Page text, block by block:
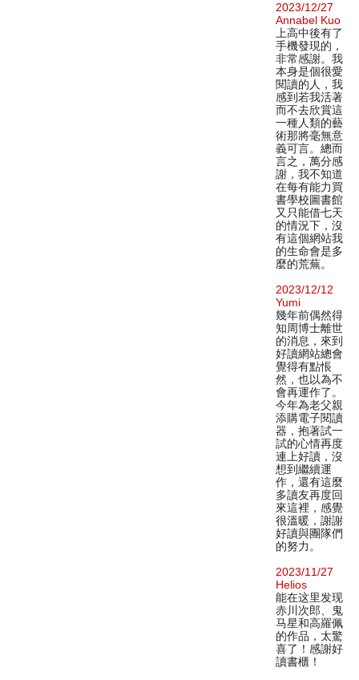
2023/12/27
Annabel Kuo
上高中後有了
手機發現的，
非常感謝。我
本身是個很愛
閱讀的人，我
感到若我活著
而不去欣賞這
一種人類的藝
術那將毫無意
義可言。總而
言之，萬分感
謝，我不知道
在每有能力買
書學校圖書館
又只能借七天
的情況下，沒
有這個網站我
的生命會是多
麼的荒蕪。
2023/12/12
Yumi
幾年前偶然得
知周博士離世
的消息，來到
好讀網站總會
覺得有點悵
然，也以為不
會再運作了。
今年為老父親
添購電子閱讀
器，抱著試一
試的心情再度
連上好讀，沒
想到繼續運
作，還有這麼
多讀友再度回
來這裡，感覺
很溫暖，謝謝
好讀與團隊們
的努力。
2023/11/27
Helios
能在这里发现
赤川次郎、鬼
马星和高羅佩
的作品，太驚
喜了！感謝好
讀書櫃！